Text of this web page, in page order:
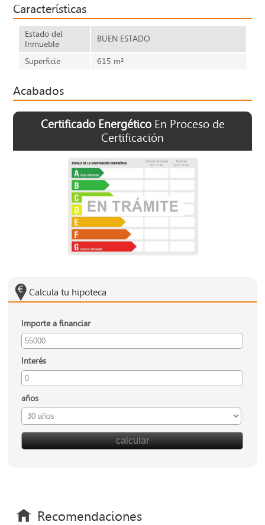
Características
Estado del
Inmueble
BUEN ESTADO
Superficie 615 m²
Acabados
Certificado EnergéticoEn Proceso de
Certificación
Calcula tu hipoteca
Importe a financiar
Interés
años
Recomendaciones